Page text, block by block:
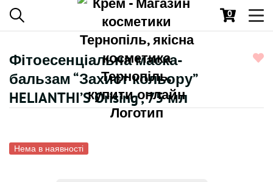
0
Фітоесенціальна маска-
бальзам “Захист кольору”
HELIANTHI’S Orising , 75 мл
Нема в наявності